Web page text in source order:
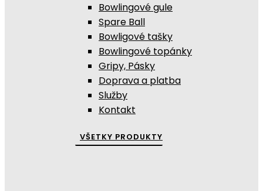
Bowlingové gule
Spare Ball
Bowligové tašky
Bowlingové topánky
Gripy, Pásky
Doprava a platba
Služby
Kontakt
VŠETKY PRODUKTY